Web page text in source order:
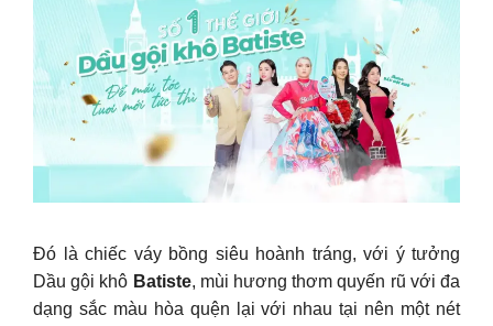
Đó là chiếc váy bồng siêu hoành tráng, với ý tưởng
Dầu gội khô Batiste, mùi hương thơm quyến rũ với đa
dạng sắc màu hòa quện lại với nhau tại nên một nét